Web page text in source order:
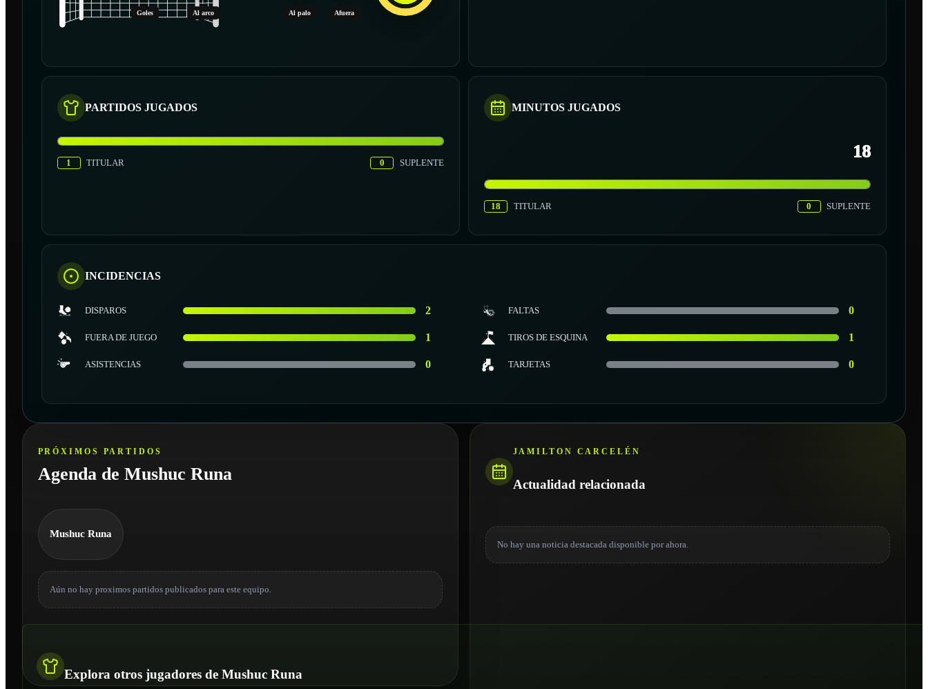
Goles Al arco Al palo Afuera
PARTIDOS JUGADOS
1 TITULAR 0 SUPLENTE
MINUTOS JUGADOS
18
18 TITULAR 0 SUPLENTE
INCIDENCIAS
DISPAROS 2 FALTAS 0
FUERA DE JUEGO 1 TIROS DE ESQUINA 1
ASISTENCIAS 0 TARJETAS 0
PRÓXIMOS PARTIDOS
Agenda de Mushuc Runa
Mushuc Runa
Aún no hay proximos partidos publicados para este equipo.
JAMILTON CARCELÉN
Actualidad relacionada
No hay una noticia destacada disponible por ahora.
Explora otros jugadores de Mushuc Runa